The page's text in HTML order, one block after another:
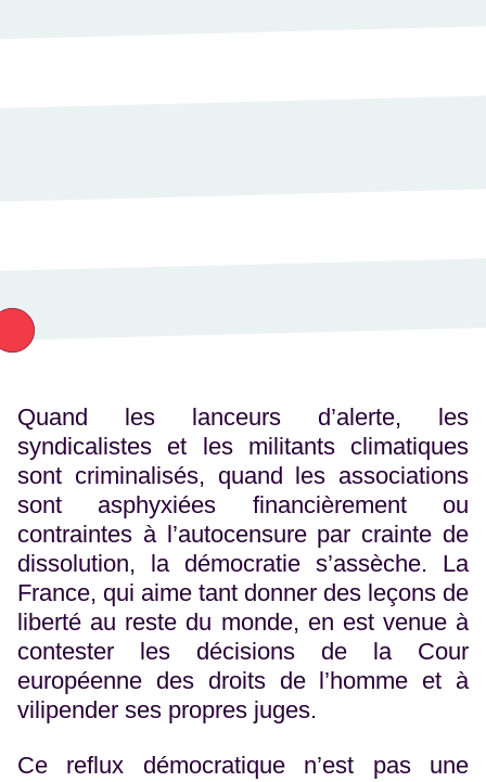
Quand les lanceurs d’alerte, les
syndicalistes et les militants climatiques
sont criminalisés, quand les associations
sont asphyxiées financièrement ou
contraintes à l’autocensure par crainte de
dissolution, la démocratie s’assèche. La
France, qui aime tant donner des leçons de
liberté au reste du monde, en est venue à
contester les décisions de la Cour
européenne des droits de l’homme et à
vilipender ses propres juges.
Ce reflux démocratique n’est pas une